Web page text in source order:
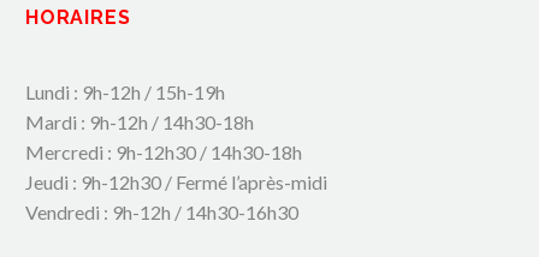
HORAIRES
Lundi : 9h-12h / 15h-19h
Mardi : 9h-12h / 14h30-18h
Mercredi : 9h-12h30 / 14h30-18h
Jeudi : 9h-12h30 / Fermé l’après-midi
Vendredi : 9h-12h / 14h30-16h30